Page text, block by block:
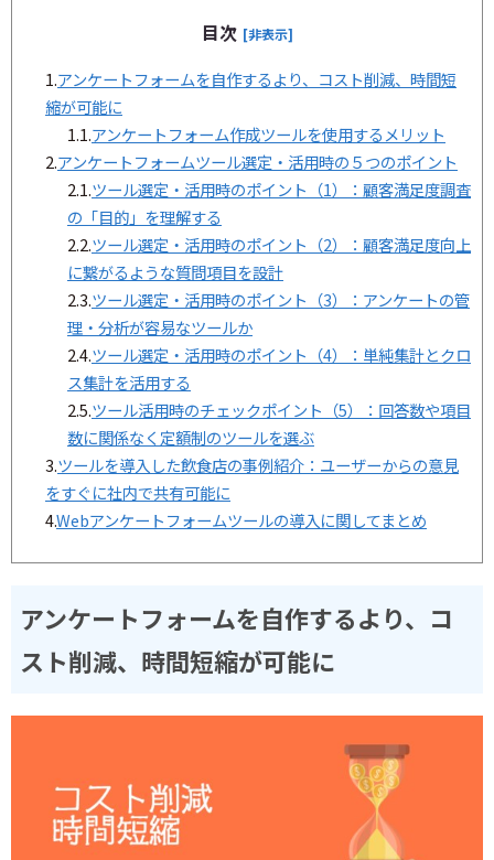
目次 [非表示]
1.アンケートフォームを自作するより、コスト削減、時間短
縮が可能に
1.1.アンケートフォーム作成ツールを使用するメリット
2.アンケートフォームツール選定・活用時の５つのポイント
2.1.ツール選定・活用時のポイント（1）：顧客満足度調査
の「目的」を理解する
2.2.ツール選定・活用時のポイント（2）：顧客満足度向上
に繋がるような質問項目を設計
2.3.ツール選定・活用時のポイント（3）：アンケートの管
理・分析が容易なツールか
2.4.ツール選定・活用時のポイント（4）：単純集計とクロ
ス集計を活用する
2.5.ツール活用時のチェックポイント（5）：回答数や項目
数に関係なく定額制のツールを選ぶ
3.ツールを導入した飲食店の事例紹介：ユーザーからの意見
をすぐに社内で共有可能に
4.Webアンケートフォームツールの導入に関してまとめ
アンケートフォームを自作するより、コ
スト削減、時間短縮が可能に